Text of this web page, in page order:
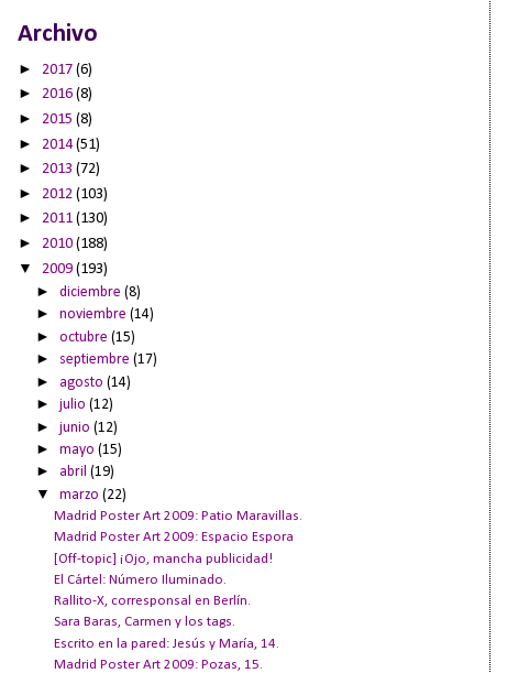
Archivo
► 2017 (6)
► 2016 (8)
► 2015 (8)
► 2014(51)
► 2013 (72)
► 2012 (103)
► 2011 (130)
► 2010 (188)
▼ 2009 (193)
►diciembre(8)
►noviembre(14)
►octubre(15)
► septiembre(17)
► agosto(14)
►julio(12)
►junio(12)
►mayo(15)
► abril(19)
▼marzo(22)
Madrid Poster Art 2009: Patio Maravillas.
Madrid Poster Art 2009: Espacio Espora
[Off-topic] ¡Ojo, mancha publicidad!
El Cártel: Número Iluminado.
Rallito-X, corresponsal en Berlín.
Sara Baras, Carmen y los tags.
Escrito en la pared: Jesús y María, 14.
Madrid Poster Art 2009: Pozas, 15.